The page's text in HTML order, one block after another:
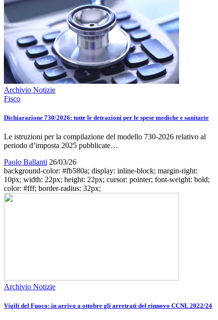
Archivio Notizie
Fisco
Dichiarazione 730/2026: tutte le detrazioni per le spese mediche e sanitarie
Le istruzioni per la compilazione del modello 730-2026 relativo al
periodo d’imposta 2025 pubblicate…
Paolo Ballanti 26/03/26
background-color: #fb580a; display: inline-block; margin-right:
10px; width: 22px; height: 22px; cursor: pointer; font-weight: bold;
color: #fff; border-radius: 32px;
Archivio Notizie
Vigili del Fuoco: in arrivo a ottobre gli arretrati del rinnovo CCNL 2022/24